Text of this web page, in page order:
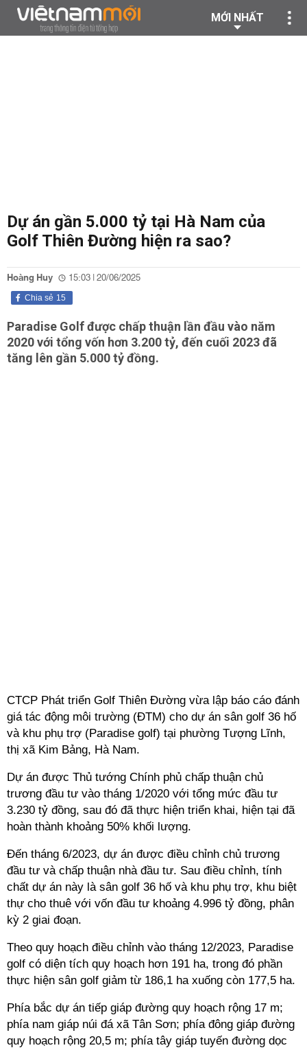
MỚI NHẤT
Dự án gần 5.000 tỷ tại Hà Nam của
Golf Thiên Đường hiện ra sao?
Hoàng Huy 15:03 | 20/06/2025
15
Chia sẻ
Paradise Golf được chấp thuận lần đầu vào năm
2020 với tổng vốn hơn 3.200 tỷ, đến cuối 2023 đã
tăng lên gần 5.000 tỷ đồng.
CTCP Phát triển Golf Thiên Đường vừa lập báo cáo đánh
giá tác động môi trường (ĐTM) cho dự án sân golf 36 hố
và khu phụ trợ (Paradise golf) tại phường Tượng Lĩnh,
thị xã Kim Bảng, Hà Nam.
Dự án được Thủ tướng Chính phủ chấp thuận chủ
trương đầu tư vào tháng 1/2020 với tổng mức đầu tư
3.230 tỷ đồng, sau đó đã thực hiện triển khai, hiện tại đã
hoàn thành khoảng 50% khối lượng.
Đến tháng 6/2023, dự án được điều chỉnh chủ trương
đầu tư và chấp thuận nhà đầu tư. Sau điều chỉnh, tính
chất dự án này là sân golf 36 hố và khu phụ trợ, khu biệt
thự cho thuê với vốn đầu tư khoảng 4.996 tỷ đồng, phân
kỳ 2 giai đoạn.
Theo quy hoạch điều chỉnh vào tháng 12/2023, Paradise
golf có diện tích quy hoạch hơn 191 ha, trong đó phần
thực hiện sân golf giảm từ 186,1 ha xuống còn 177,5 ha.
Phía bắc dự án tiếp giáp đường quy hoạch rộng 17 m;
phía nam giáp núi đá xã Tân Sơn; phía đông giáp đường
quy hoạch rộng 20,5 m; phía tây giáp tuyến đường dọc